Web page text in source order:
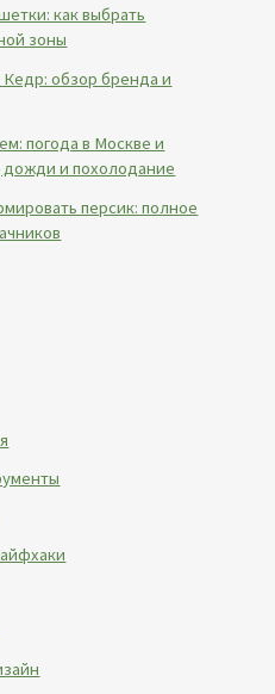
как выбрать
зоны
Кедр: обзор бренда и
погода в Москве и
дожди и похолодание
персик: полное